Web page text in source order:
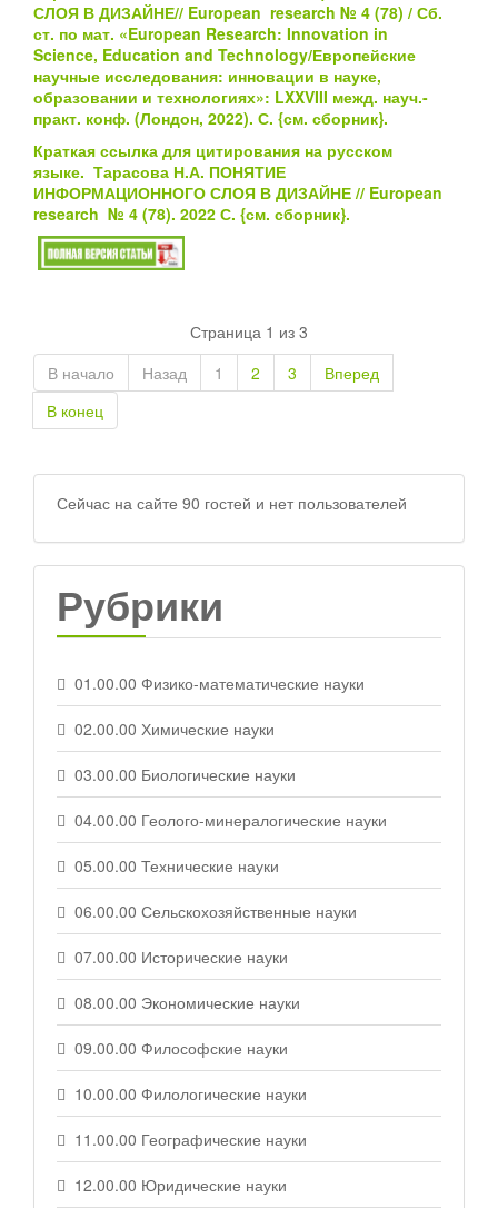
СЛОЯ В ДИЗАЙНЕ// European research № 4 (78) / Сб.
ст. по мат. «European Research: Innovation in
Science, Education and Technology/Европейские
научные исследования: инновации в науке,
образовании и технологиях»: LXXVIII межд. науч.-
практ. конф. (Лондон, 2022). С. {см. сборник}.
Краткая ссылка для цитирования на русском
языке. Тарасова Н.А. ПОНЯТИЕ
ИНФОРМАЦИОННОГО СЛОЯ В ДИЗАЙНЕ // European
research № 4 (78). 2022 С. {см. сборник}.
Страница 1 из 3
В начало
Назад 1 2 3
Вперед
В конец
Сейчас на сайте 90 гостей и нет пользователей
Рубрики
01.00.00 Физико-математические науки
02.00.00 Химические науки
03.00.00 Биологические науки
04.00.00 Геолого-минералогические науки
05.00.00 Технические науки
06.00.00 Сельскохозяйственные науки
07.00.00 Исторические науки
08.00.00 Экономические науки
09.00.00 Философские науки
10.00.00 Филологические науки
11.00.00 Географические науки
12.00.00 Юридические науки